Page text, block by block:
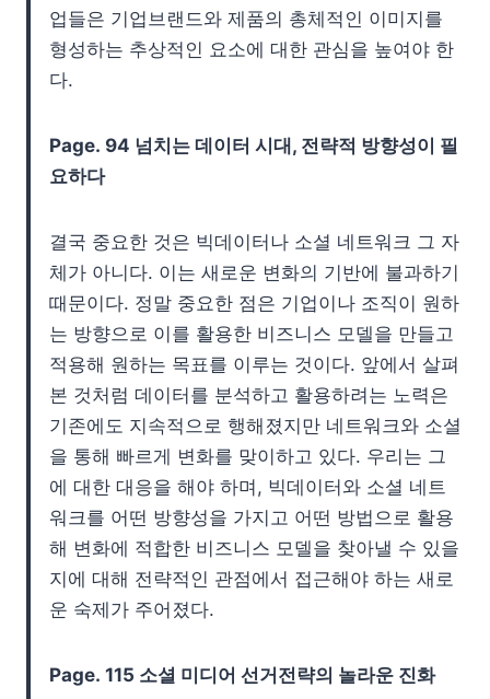
업들은 기업브랜드와 제품의 총체적인 이미지를
형성하는 추상적인 요소에 대한 관심을 높여야 한
다.
Page. 94 넘치는 데이터 시대, 전략적 방향성이 필
요하다
결국 중요한 것은 빅데이터나 소셜 네트워크 그 자
체가 아니다. 이는 새로운 변화의 기반에 불과하기
때문이다. 정말 중요한 점은 기업이나 조직이 원하
는 방향으로 이를 활용한 비즈니스 모델을 만들고
적용해 원하는 목표를 이루는 것이다. 앞에서 살펴
본 것처럼 데이터를 분석하고 활용하려는 노력은
기존에도 지속적으로 행해졌지만 네트워크와 소셜
을 통해 빠르게 변화를 맞이하고 있다. 우리는 그
에 대한 대응을 해야 하며, 빅데이터와 소셜 네트
워크를 어떤 방향성을 가지고 어떤 방법으로 활용
해 변화에 적합한 비즈니스 모델을 찾아낼 수 있을
지에 대해 전략적인 관점에서 접근해야 하는 새로
운 숙제가 주어졌다.
Page. 115 소셜 미디어 선거전략의 놀라운 진화